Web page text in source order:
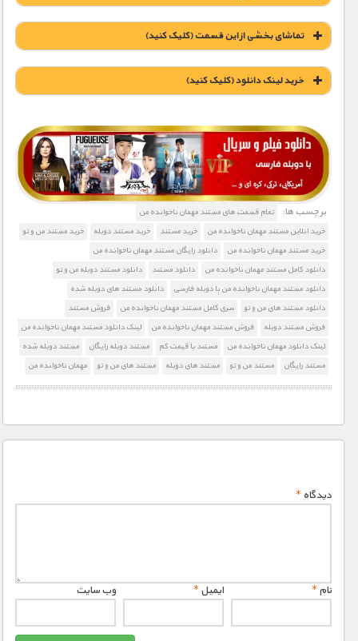
تماشای بخشی از این قسمت (کلیک کنید)
خريد لينک دانلود (کليک کنيد)
1900 تومان – خريد لينک دانلود (افزودن به سبد خريد)
برچسب ها:
تمام قسمت های مستند مهمان ناخوانده من
خرید انلاین مستند مهمان ناخوانده من
خرید مستند خرید مستند دوبله
خرید مستند من و تو
خرید مستند مهمان ناخوانده من
دانلود رایگان مستند مهمان ناخوانده من
دانلود کامل مستند مهمان ناخوانده من
دانلود مستند
دانلود مستند دوبله من و تو
دانلود مستند مهمان ناخوانده من با دوبله فارسی
دانلود مستند های دوبله شده
دانلود مستند های من و تو
سری کامل مستند مهمان ناخوانده من
فروش مستند
فروش مستند دوبله
فروش مستند مهمان ناخوانده من
لینک دانلود مستند مهمان ناخوانده من
لینک دانلود مهمان ناخوانده من
مستند با قیمت کم مستند دوبله رایگان
مستند دوبله شده
مستند رایگان
مستند من و تو مستند های دوبله مستند های من و تو مهمان ناخوانده من
دیدگاه*
نام* ایمیل* وب‌ سایت